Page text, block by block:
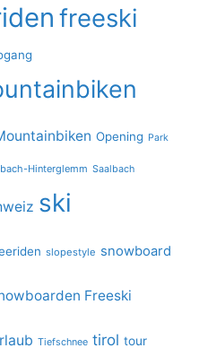
freeski
Opening Park
Hinterglemm Saalbach
ski
slopestyle snowboard
Freeski
Tiefschnee tirol tour